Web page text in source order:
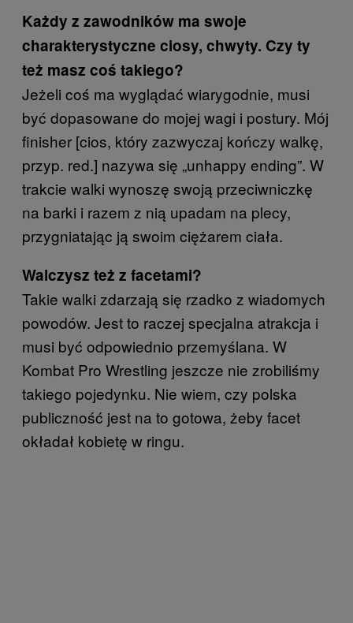
Każdy z zawodników ma swoje
charakterystyczne ciosy, chwyty. Czy ty
też masz coś takiego?
Jeżeli coś ma wyglądać wiarygodnie, musi
być dopasowane do mojej wagi i postury. Mój
finisher [cios, który zazwyczaj kończy walkę,
przyp. red.] nazywa się „unhappy ending”. W
trakcie walki wynoszę swoją przeciwniczkę
na barki i razem z nią upadam na plecy,
przygniatając ją swoim ciężarem ciała.
Walczysz też z facetami?
Takie walki zdarzają się rzadko z wiadomych
powodów. Jest to raczej specjalna atrakcja i
musi być odpowiednio przemyślana. W
Kombat Pro Wrestling jeszcze nie zrobiliśmy
takiego pojedynku. Nie wiem, czy polska
publiczność jest na to gotowa, żeby facet
okładał kobietę w ringu.